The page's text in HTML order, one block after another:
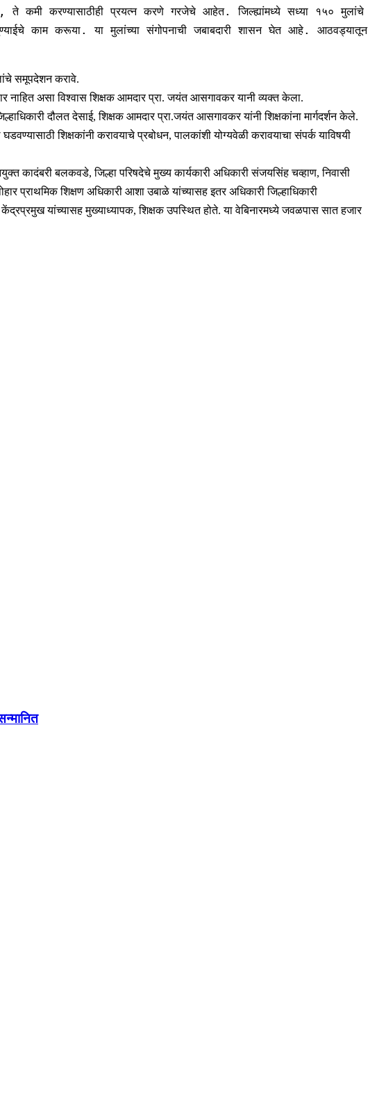
ते कमी करण्यासाठीही प्रयत्न करणे गरजेचे आहेत. जिल्ह्यांमध्ये सध्या १५० मुलांचे
काम करूया. या मुलांच्या संगोपनाची जबाबदारी शासन घेत आहे. आठवड्यातून
समूपदेशन करावे.
नाहित असा विश्वास शिक्षक आमदार प्रा. जयंत आसगावकर यानी व्यक्त केला.
दौलत देसाई, शिक्षक आमदार प्रा.जयंत आसगावकर यांनी शिक्षकांना मार्गदर्शन केले.
शिक्षकांनी करावयाचे प्रबोधन, पालकांशी योग्यवेळी करावयाचा संपर्क याविषयी
कादंबरी बलकवडे, जिल्हा परिषदेचे मुख्य कार्यकारी अधिकारी संजयसिंह चव्हाण, निवासी
प्राथमिक शिक्षण अधिकारी आशा उबाळे यांच्यासह इतर अधिकारी जिल्हाधिकारी
केंद्रप्रमुख यांच्यासह मुख्याध्यापक, शिक्षक उपस्थित होते. या वेबिनारमध्ये जवळपास सात हजार